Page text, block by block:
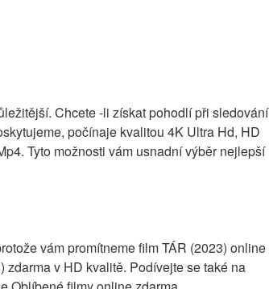
Chcete -li získat pohodlí při sledování
počínaje kvalitou 4K Ultra Hd, HD
Tyto možnosti vám usnadní výběr nejlepší
vám promítneme film TÁR (2023) online
zdarma v HD kvalitě. Podívejte se také na